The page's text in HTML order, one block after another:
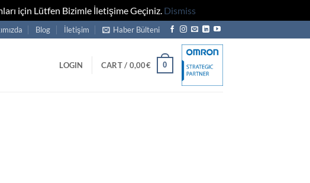
için Lütfen Bizimle İletişime Geçiniz. Dismiss
Blog İletişim Haber Bülteni
LOGIN CART / 0,00€ 0